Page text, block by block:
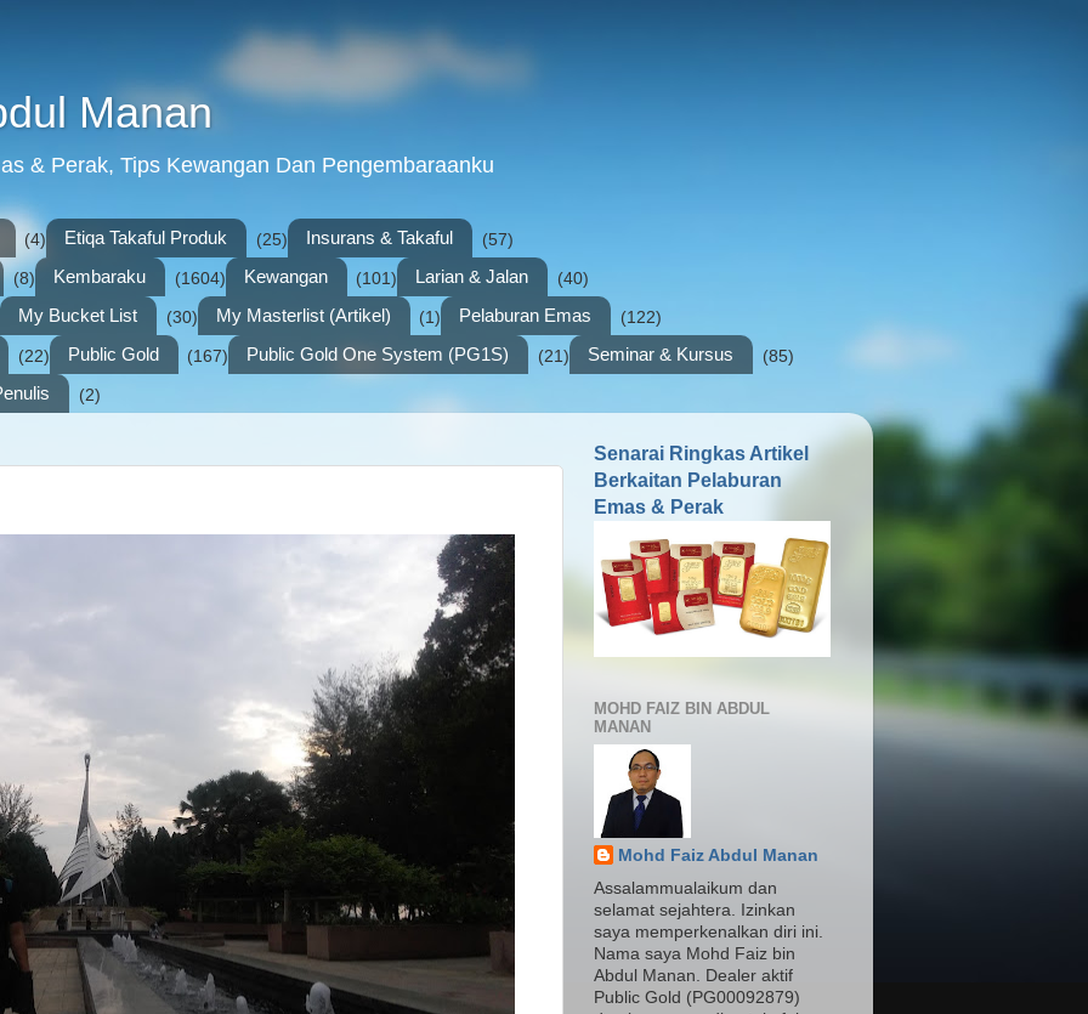
Manan
& Perak, Tips Kewangan Dan Pengembaraanku
(4) Etiqa Takaful Produk (25) Insurans & Takaful (57)
(8) Kembaraku (1604) Kewangan (101) Larian & Jalan (40)
My Bucket List (30) My Masterlist (Artikel) (1) Pelaburan Emas (122)
(22) Public Gold (167) Public Gold One System (PG1S) (21) Seminar & Kursus (85)
(2)
Senarai Ringkas Artikel
Berkaitan Pelaburan
Emas & Perak
MOHD FAIZ BIN ABDUL
MANAN
Mohd Faiz Abdul Manan
Assalammualaikum dan
selamat sejahtera. Izinkan
saya memperkenalkan diri ini.
Nama saya Mohd Faiz bin
Abdul Manan. Dealer aktif
Public Gold (PG00092879)